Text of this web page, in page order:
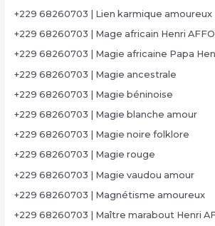
+229 68260703 | Lien karmique amoureux
+229 68260703 | Mage africain Henri
+229 68260703 | Magie africaine Papa
+229 68260703 | Magie ancestrale
+229 68260703 | Magie béninoise
+229 68260703 | Magie blanche amour
+229 68260703 | Magie noire folklore
+229 68260703 | Magie rouge
+229 68260703 | Magie vaudou amour
+229 68260703 | Magnétisme amoureux
+229 68260703 | Maître marabout Henri